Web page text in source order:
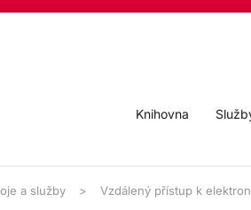
Knihovna
a služby Vzdálený přístup k